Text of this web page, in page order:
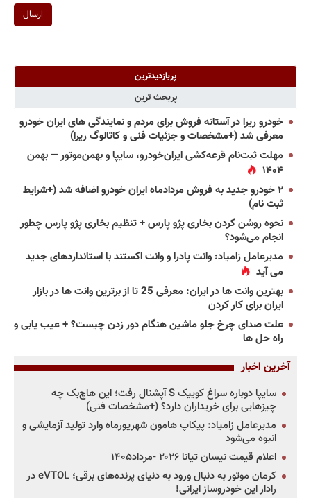
ارسال
پربازدیدترین
پربحث ترین
خودرو ریرا در آستانه فروش برای مردم و نمایندگی های ایران خودرو
معرفی شد (+مشخصات و جزئیات فنی و کاتالوگ ریرا)
مهلت ثبت‌نام قرعه‌کشی ایران‌خودرو، سایپا و بهمن‌موتور — بهمن
۱۴۰۴
۲ خودرو جدید به فروش مردادماه ایران خودرو اضافه شد (+شرایط
ثبت نام)
نحوه روشن کردن بخاری پژو پارس + تنظیم بخاری پژو پارس چطور
انجام می‌شود؟
مدیرعامل زامیاد: وانت پادرا و وانت اکستند با استانداردهای جدید
می آید
بهترین وانت ها در ایران: معرفی 25 تا از برترین وانت ها در بازار
ایران برای کار کردن
علت صدای چرخ جلو ماشین هنگام دور زدن چیست؟ + عیب یابی و
راه حل ها
آخرین اخبار
سایپا دوباره سراغ کوییک S آپشنال رفت؛ این هاچ‌بک چه
چیزهایی برای خریداران دارد؟ (+مشخصات فنی)
مدیرعامل زامیاد: پیکاپ هامون شهریورماه وارد تولید آزمایشی و
انبوه می‌شود
اعلام قیمت نیسان تیانا ۲۰۲۶ -مرداد۱۴۰۵
کرمان موتور به دنبال ورود به دنیای پرنده‌های برقی؛ eVTOL در
رادار این خودروساز ایرانی!